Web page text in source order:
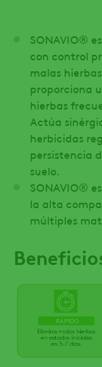
SONAVIO®
con control
malas
proporciona
hierbas
Actúa
herbicidas
persistencia
suelo.
SONAVIO®
la alta
múltiples